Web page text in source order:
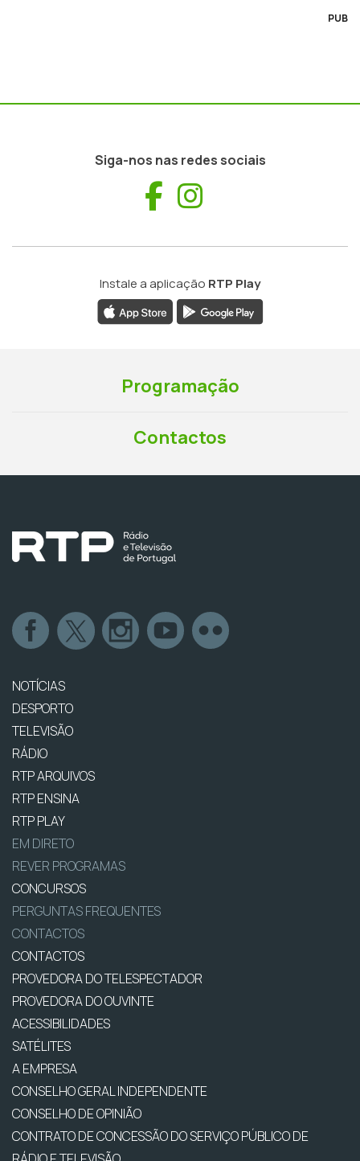
PUB
Siga-nos nas redes sociais
Facebook
Instale a aplicação RTP Play
Programação
Contactos
NOTÍCIAS
DESPORTO
TELEVISÃO
RÁDIO
RTP ARQUIVOS
RTP ENSINA
RTP PLAY
EM DIRETO
REVER PROGRAMAS
CONCURSOS
PERGUNTAS FREQUENTES
CONTACTOS
CONTACTOS
PROVEDORA DO TELESPECTADOR
PROVEDORA DO OUVINTE
ACESSIBILIDADES
SATÉLITES
A EMPRESA
CONSELHO GERAL INDEPENDENTE
CONSELHO DE OPINIÃO
CONTRATO DE CONCESSÃO DO SERVIÇO PÚBLICO DE